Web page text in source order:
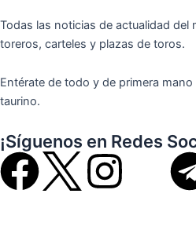
Todas las noticias de actualidad
toreros, carteles y plazas de toros.
Entérate de todo y de primera
taurino.
¡Síguenos en Redes
F
I